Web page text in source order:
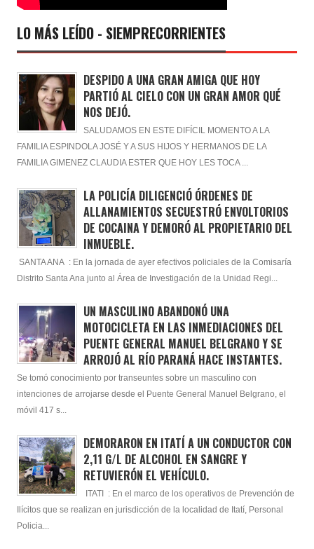
LO MÁS LEÍDO - SIEMPRECORRIENTES
DESPIDO A UNA GRAN AMIGA QUE HOY
PARTIÓ AL CIELO CON UN GRAN AMOR QUÉ
NOS DEJÓ.
SALUDAMOS EN ESTE DIFÍCIL MOMENTO A LA
FAMILIA ESPINDOLA JOSÉ Y A SUS HIJOS Y HERMANOS DE LA
FAMILIA GIMENEZ CLAUDIA ESTER QUE HOY LES TOCA ...
LA POLICÍA DILIGENCIÓ ÓRDENES DE
ALLANAMIENTOS SECUESTRÓ ENVOLTORIOS
DE COCAINA Y DEMORÓ AL PROPIETARIO DEL
INMUEBLE.
SANTA ANA : En la jornada de ayer efectivos policiales de la Comisaría
Distrito Santa Ana junto al Área de Investigación de la Unidad Regi...
UN MASCULINO ABANDONÓ UNA
MOTOCICLETA EN LAS INMEDIACIONES DEL
PUENTE GENERAL MANUEL BELGRANO Y SE
ARROJÓ AL RÍO PARANÁ HACE INSTANTES.
Se tomó conocimiento por transeuntes sobre un masculino con
intenciones de arrojarse desde el Puente General Manuel Belgrano, el
móvil 417 s...
DEMORARON EN ITATÍ A UN CONDUCTOR CON
2,11 G/L DE ALCOHOL EN SANGRE Y
RETUVIERÓN EL VEHÍCULO.
ITATI : En el marco de los operativos de Prevención de
Ilícitos que se realizan en jurisdicción de la localidad de Itatí, Personal
Policia...